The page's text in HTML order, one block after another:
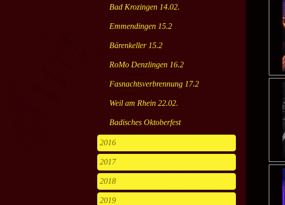
Bad Krozingen 14.02.
Emmendingen 15.2
Bärenkeller 15.2
RoMo Denzlingen 16.2
Fasnachtsverbrennung 17.2
Weil am Rhein 22.02.
Badisches Oktoberfest
2016
2017
2018
2019